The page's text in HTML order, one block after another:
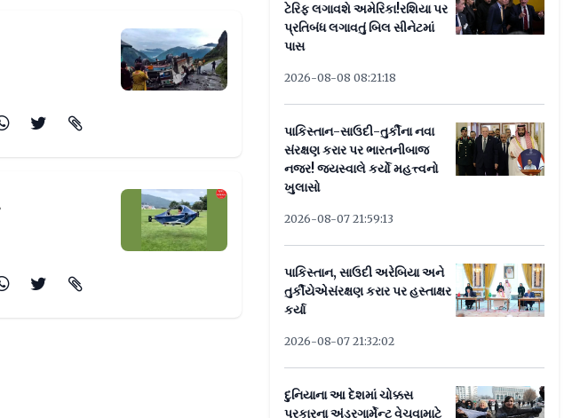
નીચે રોડ પર પડી બસ, 7 લોકોના મોત, અનેક ઘાયલ
કારનું કર્યું સફળ પરીક્ષણ, જુઓ વીડિયો
ટેરિફ લગાવશે અમેરિકા!રશિયા પર
પ્રતિબંધ લગાવતું બિલ સીનેટમાં
પાસ
2026-08-08 08:21:18
પાકિસ્તાન-સાઉદી-તુર્કીના નવા
સંરક્ષણ કરાર પર ભારતનીબાજ
નજર! જયસ્વાલે કર્યો મહત્ત્વનો
ખુલાસો
2026-08-07 21:59:13
પાકિસ્તાન, સાઉદી અરેબિયા અને
તુર્કીયેએસંરક્ષણ કરાર પર હસ્તાક્ષર
કર્યા
2026-08-07 21:32:02
દુનિયાના આ દેશમાં ચોક્કસ
પ્રકારના અંડરગાર્મેન્ટ વેચવામાટે